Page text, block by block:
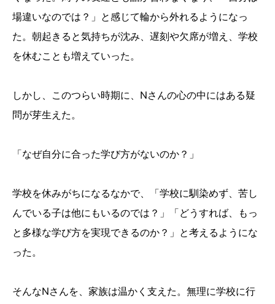
場違いなのでは？」と感じて輪から外れるようになっ
た。朝起きると気持ちが沈み、遅刻や欠席が増え、学校
を休むことも増えていった。
しかし、このつらい時期に、Nさんの心の中にはある疑
問が芽生えた。
「なぜ自分に合った学び方がないのか？」
学校を休みがちになるなかで、「学校に馴染めず、苦し
んでいる子は他にもいるのでは？」「どうすれば、もっ
と多様な学び方を実現できるのか？」と考えるようにな
った。
そんなNさんを、家族は温かく支えた。無理に学校に行